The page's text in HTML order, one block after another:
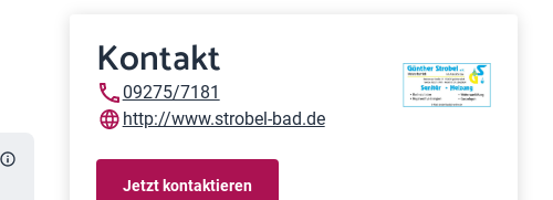
Kontakt
09275/7181
http://www.strobel-bad.de
Jetzt kontaktieren